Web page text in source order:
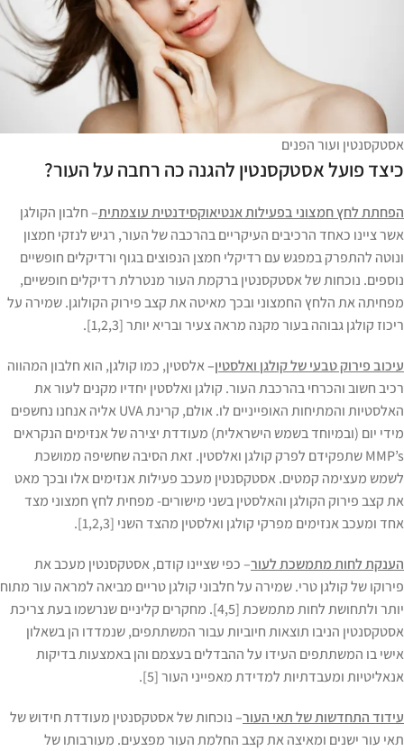
אסטקסנטין ועור הפנים
כיצד פועל אסטקסנטין להגנה כה רחבה על העור?
הפחתת לחץ חמצוני בפעילות אנטיאוקסידנטית עוצמתית– חלבון הקולגן
אשר ציינו כאחד הרכיבים העיקריים בהרכבה של העור, רגיש לנזקי חמצון
ונוטה להתפרק במפגש עם רדיקלי חמצן הנפוצים בגוף ורדיקלים חופשיים
נוספים. נוכחות של אסטקסנטין ברקמת העור מנטרלת רדיקלים חופשיים,
מפחיתה את הלחץ החמצוני ובכך מאיטה את קצב פירוק הקולוגן. שמירה על
ריכוז קולגן גבוהה בעור מקנה מראה צעיר ובריא יותר [1,2,3].
עיכוב פירוק טבעי של קולגן ואלסטין–אלסטין, כמו קולגן, הוא חלבון המהווה
רכיב חשוב והכרחי בהרכבת העור. קולגן ואלסטין יחדיו מקנים לעור את
האלסטיות והמתיחות האופייניים לו. אולם, קרינת UVA אליה אנחנו נחשפים
מידי יום (ובמיוחד בשמש הישראלית) מעודדת יצירה של אנזימים הנקראים
MMP’s שתפקידם לפרק קולגן ואלסטין. זאת הסיבה שחשיפה ממושכת
לשמש מעצימה קמטים. אסטקסנטין מעכב פעילות אנזימים אלו ובכך מאט
את קצב פירוק הקולגן והאלסטין בשני מישורים- מפחית לחץ חמצוני מצד
אחד ומעכב אנזימים מפרקי קולגן ואלסטין מהצד השני [1,2,3].
הענקת לחות מתמשכת לעור– כפי שציינו קודם, אסטקסנטין מעכב את
פירוקו של קולגן טרי. שמירה על חלבוני קולגן טריים מביאה למראה עור מתוח
יותר ולתחושת לחות מתמשכת [4,5]. מחקרים קליניים שנרשמו בעת צריכת
אסטקסנטין הניבו תוצאות חיוביות עבור המשתתפים, שנמדדו הן בשאלון
אישי בו המשתתפים העידו על ההבדלים בעצמם והן באמצעות בדיקות
אנאליטיות ומעבדתיות למדידת מאפייני העור [5].
עידוד התחדשות של תאי העור–נוכחות של אסטקסנטין מעודדת חידוש של
תאי עור ישנים ומאיצה את קצב החלמת העור מפצעים. מעורבותו של